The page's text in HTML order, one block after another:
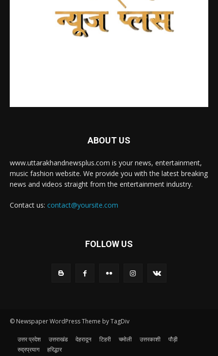
ABOUT US
www.uttarakhandnewsplus.com is your news, entertainment,
music fashion website. We provide you with the latest breaking
news and videos straight from the entertainment industry.
Contact us: contact@yoursite.com
FOLLOW US
© Newspaper WordPress Theme by TagDiv
उत्तर प्रदेश उत्तराखंड देहरादून टिहरी चमोली उत्तरकाशी
पौड़ी
रुद्रप्रयाग
हरिद्धार